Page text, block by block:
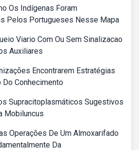
Os Indígenas Foram
Pelos Portugueses Nesse Mapa
Viario Com Ou Sem Sinalizacao
Auxiliares
Encontrarem Estratégias
Do Conhecimento
Supracitoplasmáticos Sugestivos
Mobiluncus
Operações De Um Almoxarifado
Da